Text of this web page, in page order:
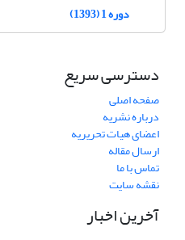
دوره 1 (1393)
دسترسی سریع
صفحه اصلی
درباره نشریه
اعضای هیات تحریریه
ارسال مقاله
تماس با ما
نقشه سایت
آخرین اخبار